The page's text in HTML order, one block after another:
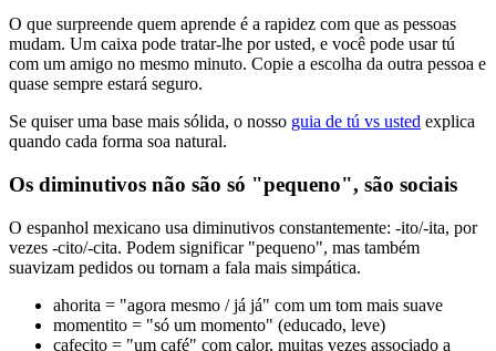
O que surpreende quem aprende é a rapidez com que as pessoas
mudam. Um caixa pode tratar-lhe por usted, e você pode usar tú
com um amigo no mesmo minuto. Copie a escolha da outra pessoa e
quase sempre estará seguro.
Se quiser uma base mais sólida, o nosso guia de tú vs usted explica
quando cada forma soa natural.
Os diminutivos não são só "pequeno", são sociais
O espanhol mexicano usa diminutivos constantemente: -ito/-ita, por
vezes -cito/-cita. Podem significar "pequeno", mas também
suavizam pedidos ou tornam a fala mais simpática.
ahorita = "agora mesmo / já já" com um tom mais suave
momentito = "só um momento" (educado, leve)
cafecito = "um café" com calor, muitas vezes associado a